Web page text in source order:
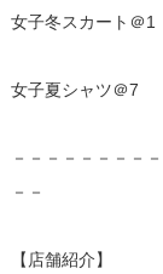
女子冬スカート＠1
女子夏シャツ＠7
－－－－－－－－
－－
【店舗紹介】